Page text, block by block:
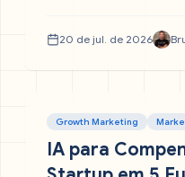
20 de jul. de 2026
Growth Marketing
IA para